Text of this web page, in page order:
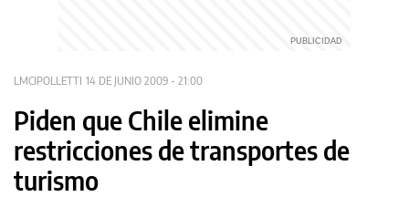
LMCIPOLLETTI 14 DE JUNIO 2009 - 21:00
Piden que Chile elimine
restricciones de transportes de
turismo